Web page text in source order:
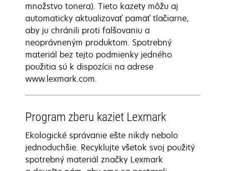
množstvo tonera). Tieto kazety môžu aj
automaticky aktualizovať pamäť tlačiarne,
aby ju chránili proti falšovaniu a
neoprávneným produktom. Spotrebný
materiál bez tejto podmienky jedného
použitia sú k dispozícii na adrese
www.lexmark.com.
Program zberu kaziet Lexmark
Ekologické správanie ešte nikdy nebolo
jednoduchšie. Recyklujte všetok svoj použitý
spotrebný materiál značky Lexmark